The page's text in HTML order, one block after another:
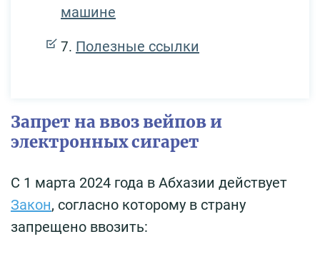
машине
Полезные ссылки
Запрет на ввоз вейпов и
электронных сигарет
С 1 марта 2024 года в Абхазии действует
Закон, согласно которому в страну
запрещено ввозить: